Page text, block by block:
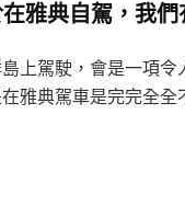
雅典自駕，我
上駕駛，會是一項
雅典駕車是完完全全